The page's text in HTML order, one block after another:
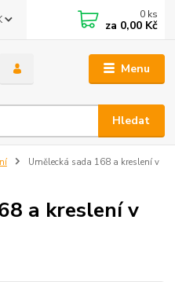
Menu
Hledat
0 ks
za 0,00 Kč
Umělecká sada 168 a kreslení v
a kreslení v